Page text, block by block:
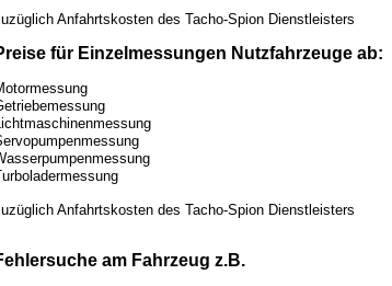
Anfahrtskosten des Tacho-Spion Dienstleisters
für Einzelmessungen Nutzfahrzeuge ab:
Anfahrtskosten des Tacho-Spion Dienstleisters
am Fahrzeug z.B.